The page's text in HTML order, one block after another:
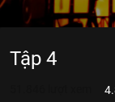
Tập 4